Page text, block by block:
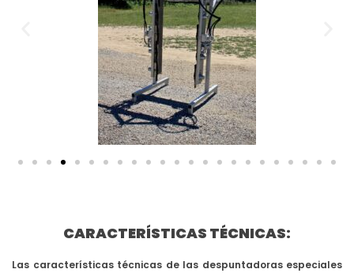
CARACTERÍSTICAS TÉCNICAS:
Las características técnicas de las despuntadoras especiales